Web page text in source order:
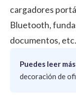
cargadores
Bluetooth,
documentos, etc.
Puedes leer
decoración de